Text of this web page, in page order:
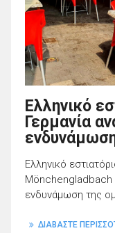
Ελληνικό
Γερμανία
Ελληνικό
Μönchengladbach
ενδυνάμωση της
ΔΙΑΒΑΣΤΕ